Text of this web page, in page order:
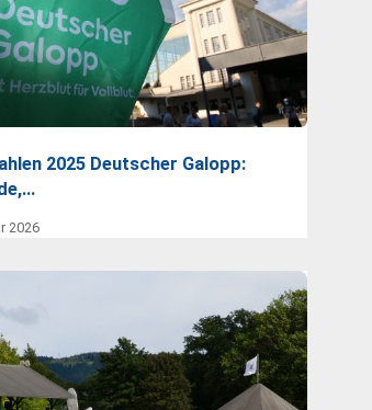
2025 Deutscher Galopp:
2026